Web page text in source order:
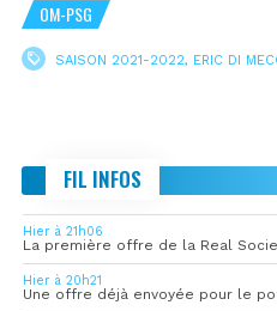
OM-PSG
SAISON 2021-2022, ERIC DI
FIL INFOS
Hier à 21h06
Hier à 20h21
Une offre déjà envoyée pour le